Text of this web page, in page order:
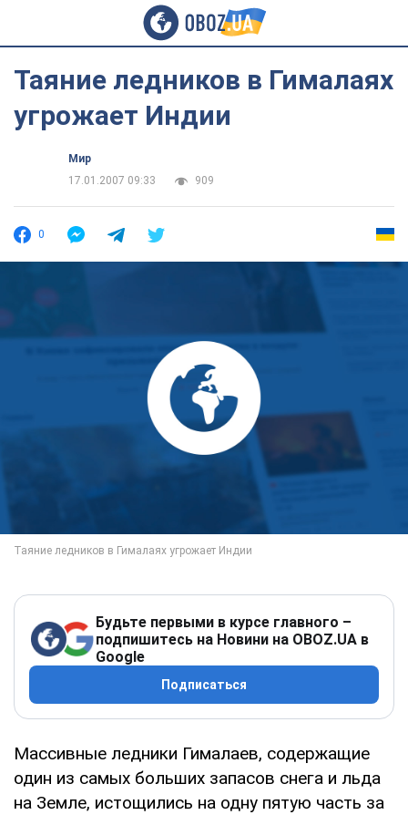
Таяние ледников в Гималаях
угрожает Индии
Мир
17.01.2007 09:33
909
0
Будьте первыми в курсе главного –
подпишитесь на Новини на OBOZ.UA в
Google
Подписаться
Массивные ледники Гималаев, содержащие
один из самых больших запасов снега и льда
на Земле, истощились на одну пятую часть за